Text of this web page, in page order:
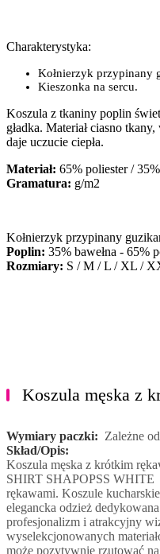
Charakterystyka:
Kołnierzyk przypinany
Kieszonka na sercu.
Koszula z tkaniny poplin
gładka. Materiał ciasno
daje uczucie ciepła.
Materiał: 65% poliester / 35%
Gramatura: g/m2
Kołnierzyk przypinany
Poplin: 35% bawełna - 65%
Rozmiary: S / M / L / XL /
Koszula męska z
Wymiary paczki: Zależne
Skład/Opis:
Koszula męska z krótkim
SHIRT SHAPOPSS WHITE
rękawami. Koszule
elegancka odzież
profesjonalizm i atrakcyjny
wyselekcjonowanych
może pozytywnie rzutować